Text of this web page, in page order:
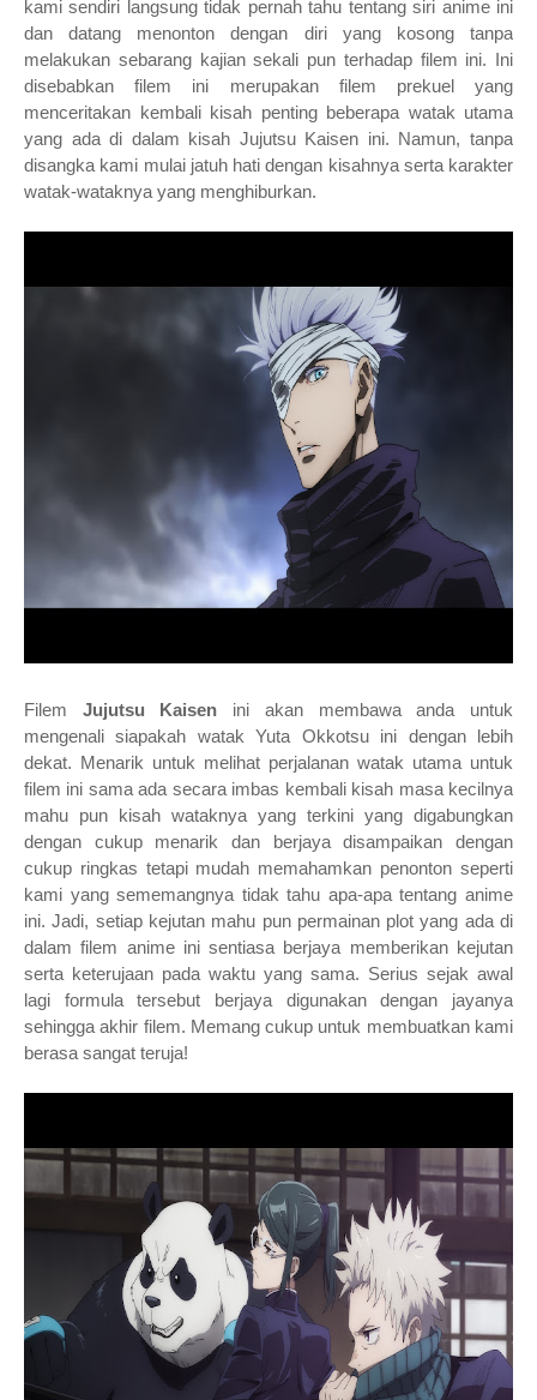
kami sendiri langsung tidak pernah tahu tentang siri anime ini
dan datang menonton dengan diri yang kosong tanpa
melakukan sebarang kajian sekali pun terhadap filem ini. Ini
disebabkan filem ini merupakan filem prekuel yang
menceritakan kembali kisah penting beberapa watak utama
yang ada di dalam kisah Jujutsu Kaisen ini. Namun, tanpa
disangka kami mulai jatuh hati dengan kisahnya serta karakter
watak-wataknya yang menghiburkan.
Filem Jujutsu Kaisen ini akan membawa anda untuk
mengenali siapakah watakYuta Okkotsu ini dengan lebih
dekat. Menarik untuk melihat perjalanan watak utama untuk
filem ini sama ada secara imbas kembali kisah masa kecilnya
mahu pun kisah wataknya yang terkini yang digabungkan
dengan cukup menarik dan berjaya disampaikan dengan
cukup ringkas tetapi mudah memahamkan penonton seperti
kami yang sememangnya tidak tahu apa-apa tentang anime
ini.Jadi, setiap kejutan mahu pun permainan plot yang ada di
dalam filem anime ini sentiasa berjaya memberikan kejutan
serta keterujaan pada waktu yang sama. Serius sejak awal
lagi formula tersebut berjaya digunakan dengan jayanya
sehingga akhir filem. Memang cukup untuk membuatkan kami
berasa sangat teruja!